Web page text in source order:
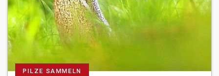
PILZE SAMMELN